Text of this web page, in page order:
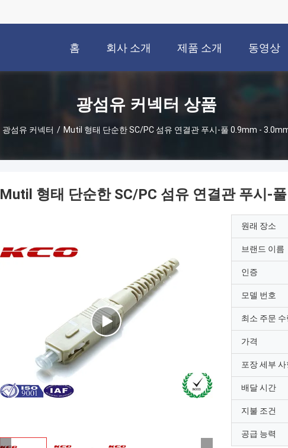
홈 회사 소개 제품 소개 동영상
광섬유 커넥터 상품
광섬유 커넥터 / Mutil 형태 단순한 SC/PC 섬유 연결관 푸시-풀 0.9mm -
Mutil 형태 단순한 SC/PC 섬유 연결관 푸시-
원래 장소
브랜드 이름
인증
모델 번호
최소 주문 수
가격
포장 세부
배달 시간
지불 조건
공급 능력